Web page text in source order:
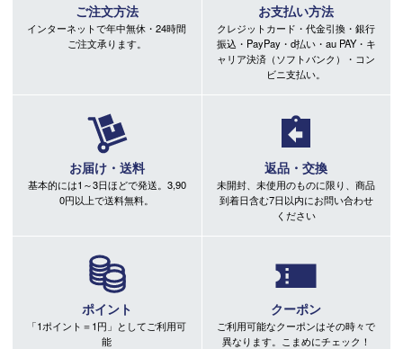
ご注文方法
インターネットで年中無休・24時間
ご注文承ります。
お支払い方法
クレジットカード・代金引換・銀行
振込・PayPay・d払い・au PAY・キ
ャリア決済（ソフトバンク）・コン
ビニ支払い。
お届け・送料
基本的には1～3日ほどで発送。3,90
0円以上で送料無料。
返品・交換
未開封、未使用のものに限り、商品
到着日含む7日以内にお問い合わせ
ください
ポイント
「1ポイント＝1円」としてご利用可
能
クーポン
ご利用可能なクーポンはその時々で
異なります。こまめにチェック！